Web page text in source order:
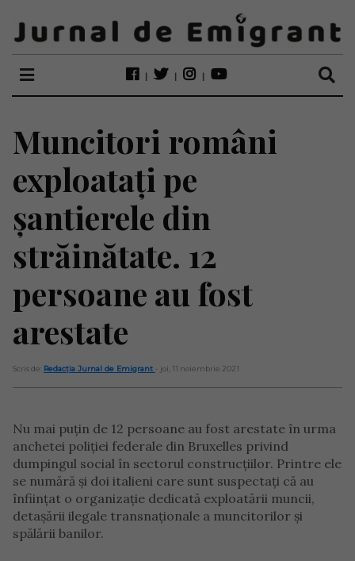
Muncitori români
exploatați pe
șantierele din
străinătate. 12
persoane au fost
arestate
Scris de: Redacția Jurnal de Emigrant - joi, 11 noiembrie 2021
Nu mai puțin de 12 persoane au fost arestate în urma
anchetei poliției federale din Bruxelles privind
dumpingul social în sectorul construcțiilor. Printre ele
se numără și doi italieni care sunt suspectați că au
înființat o organizație dedicată exploatării muncii,
detașării ilegale transnaționale a muncitorilor și
spălării banilor.